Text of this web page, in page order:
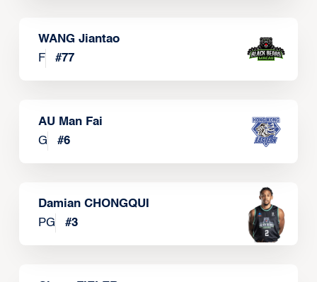
WANG Jiantao
F
#77
AU Man Fai
G
#6
Damian CHONGQUI
PG
#3